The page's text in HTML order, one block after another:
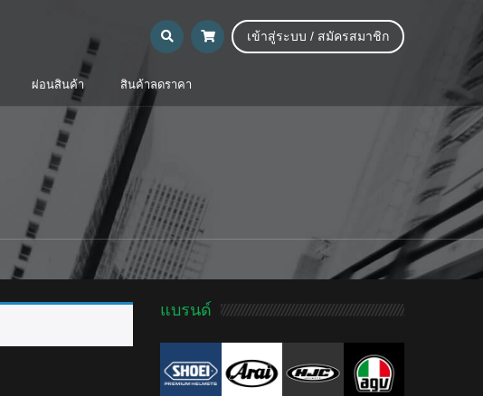
เข้าสู่ระบบ / สมัครสมาชิก
ผ่อนสินค้า สินค้าลดราคา
แบรนด์